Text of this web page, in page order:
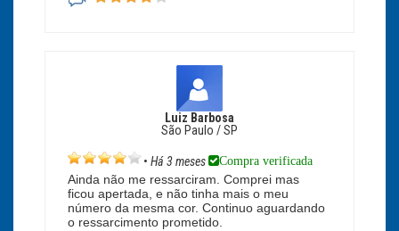
Luiz Barbosa
São Paulo / SP
• Há 3 meses Compra verificada
Ainda não me ressarciram. Comprei mas
ficou apertada, e não tinha mais o meu
número da mesma cor. Continuo aguardando
o ressarcimento prometido.